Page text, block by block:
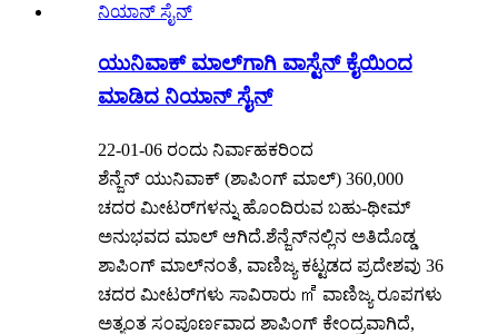
ಯುನಿವಾಕ್ ಮಾಲ್‌ಗಾಗಿ ವಾಸ್ಟೆನ್ ಕೈಯಿಂದ
ಮಾಡಿದ ನಿಯಾನ್ ಸೈನ್
22-01-06 ರಂದು ನಿರ್ವಾಹಕರಿಂದ
ಶೆನ್ಜೆನ್ ಯುನಿವಾಕ್ (ಶಾಪಿಂಗ್ ಮಾಲ್) 360,000
ಚದರ ಮೀಟರ್‌ಗಳನ್ನು ಹೊಂದಿರುವ ಬಹು-ಥೀಮ್
ಅನುಭವದ ಮಾಲ್ ಆಗಿದೆ.ಶೆನ್ಜೆನ್‌ನಲ್ಲಿನ ಅತಿದೊಡ್ಡ
ಶಾಪಿಂಗ್ ಮಾಲ್‌ನಂತೆ, ವಾಣಿಜ್ಯ ಕಟ್ಟಡದ ಪ್ರದೇಶವು 36
ಚದರ ಮೀಟರ್‌ಗಳು ಸಾವಿರಾರು ㎡ ವಾಣಿಜ್ಯ ರೂಪಗಳು
ಅತ್ಯಂತ ಸಂಪೂರ್ಣವಾದ ಶಾಪಿಂಗ್ ಕೇಂದ್ರವಾಗಿದೆ,